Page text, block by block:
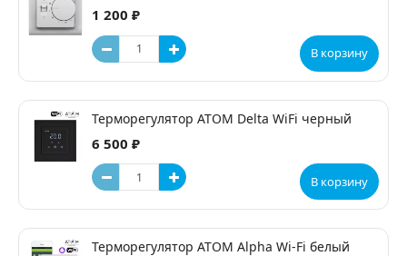
1 200 ₽
В корзину
Терморегулятор ATOM Delta WiFi черный
6 500 ₽
В корзину
Терморегулятор ATOM Alpha Wi-Fi белый